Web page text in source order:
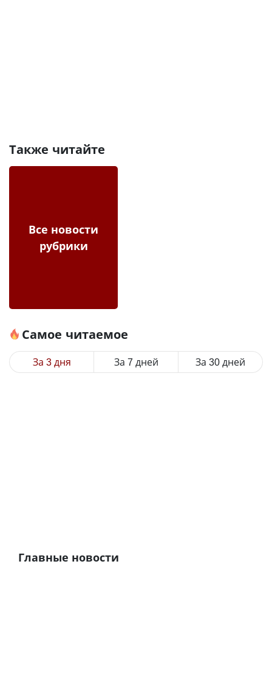
Также читайте
Все новости
рубрики
Самое читаемое
За 3 дня За 7 дней За 30 дней
Главные новости